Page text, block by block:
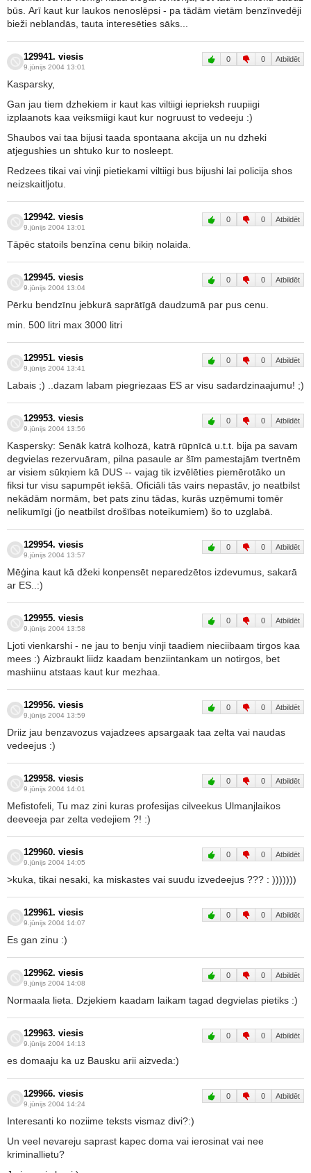
būs. Arī kaut kur laukos nenoslēpsi - pa tādām vietām benzīnvedēji
bieži neblandās, tauta interesēties sāks...
129941. viesis
9.jūnijs 2004 13:01
0 0 Atbildēt
Kasparsky,
Gan jau tiem dzhekiem ir kaut kas viltiigi ieprieksh ruupiigi
izplaanots kaa veiksmiigi kaut kur nogruust to vedeeju :)
Shaubos vai taa bijusi taada spontaana akcija un nu dzheki
atjegushies un shtuko kur to nosleept.
Redzees tikai vai vinji pietiekami viltiigi bus bijushi lai policija shos
neizskaitljotu.
129942. viesis
9.jūnijs 2004 13:01
0 0 Atbildēt
Tāpēc statoils benzīna cenu bikiņ nolaida.
129945. viesis
9.jūnijs 2004 13:04
0 0 Atbildēt
Pērku bendzīnu jebkurā saprātīgā daudzumā par pus cenu.
min. 500 litri max 3000 litri
129951. viesis
9.jūnijs 2004 13:41
0 0 Atbildēt
Labais ;) ..dazam labam piegriezaas ES ar visu sadardzinaajumu! ;)
129953. viesis
9.jūnijs 2004 13:56
0 0 Atbildēt
Kaspersky: Senāk katrā kolhozā, katrā rūpnīcā u.t.t. bija pa savam
degvielas rezervuāram, pilna pasaule ar šīm pamestajām tvertnēm
ar visiem sūkņiem kā DUS -- vajag tik izvēlēties piemērotāko un
fiksi tur visu sapumpēt iekšā. Oficiāli tās vairs nepastāv, jo neatbilst
nekādām normām, bet pats zinu tādas, kurās uzņēmumi tomēr
nelikumīgi (jo neatbilst drošības noteikumiem) šo to uzglabā.
129954. viesis
9.jūnijs 2004 13:57
0 0 Atbildēt
Mēģina kaut kā džeki konpensēt neparedzētos izdevumus, sakarā
ar ES..:)
129955. viesis
9.jūnijs 2004 13:58
0 0 Atbildēt
Ljoti vienkarshi - ne jau to benju vinji taadiem nieciibaam tirgos kaa
mees :) Aizbraukt liidz kaadam benziintankam un notirgos, bet
mashiinu atstaas kaut kur mezhaa.
129956. viesis
9.jūnijs 2004 13:59
0 0 Atbildēt
Driiz jau benzavozus vajadzees apsargaak taa zelta vai naudas
vedeejus :)
129958. viesis
9.jūnijs 2004 14:01
0 0 Atbildēt
Mefistofeli, Tu maz zini kuras profesijas cilveekus Ulmanjlaikos
deeveeja par zelta vedejiem ?! :)
129960. viesis
9.jūnijs 2004 14:05
0 0 Atbildēt
>kuka, tikai nesaki, ka miskastes vai suudu izvedeejus ??? : )))))))
129961. viesis
9.jūnijs 2004 14:07
0 0 Atbildēt
Es gan zinu :)
129962. viesis
9.jūnijs 2004 14:08
0 0 Atbildēt
Normaala lieta. Dzjekiem kaadam laikam tagad degvielas pietiks :)
129963. viesis
9.jūnijs 2004 14:13
0 0 Atbildēt
es domaaju ka uz Bausku arii aizveda:)
129966. viesis
9.jūnijs 2004 14:24
0 0 Atbildēt
Interesanti ko noziime teksts vismaz divi?:)
Un veel nevareju saprast kapec doma vai ierosinat vai nee
kriminallietu?